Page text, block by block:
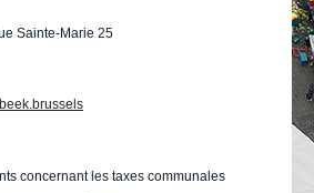
Sainte-Marie 25
concernant les taxes communales